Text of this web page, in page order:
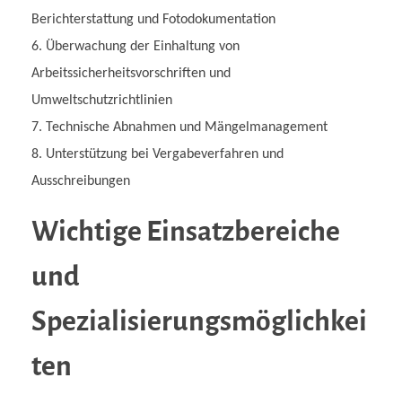
Berichterstattung und Fotodokumentation
Überwachung der Einhaltung von
Arbeitssicherheitsvorschriften und
Umweltschutzrichtlinien
Technische Abnahmen und Mängelmanagement
Unterstützung bei Vergabeverfahren und
Ausschreibungen
Wichtige Einsatzbereiche
und
Spezialisierungsmöglichkei
ten